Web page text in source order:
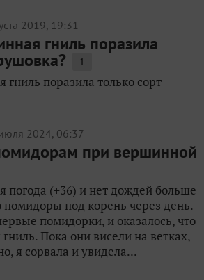
2019, 19:31
гниль поразила
1
поразила только сорт
2024, 06:37
при вершинной
погода (+36) и нет дождей больше
под корень через день.
помидорки, и оказалось, что
Пока они висели на ветках,
я сорвала и увидела...